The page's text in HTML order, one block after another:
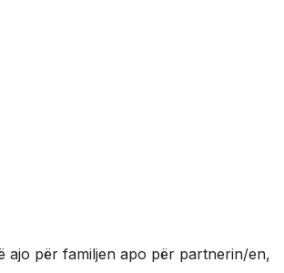
ajo për familjen apo për partnerin/en,